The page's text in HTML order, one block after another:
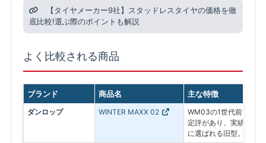
【タイヤメーカー9社】スタッドレスタイヤの価格を徹
底比較!選ぶ際のポイントも解説
よく比較される商品
ブランド 商品名 主な特徴
ダンロップ WINTER MAXX 02
WM03の1世代前。氷上
定評があり、実績ある
に選ばれる旧型。